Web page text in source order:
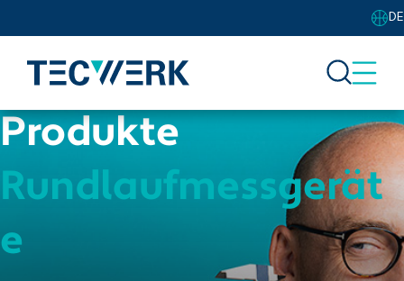
DE
Produkte
Rundlaufmessgerät
e